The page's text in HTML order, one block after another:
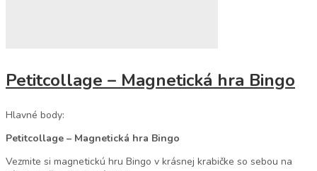
Petitcollage – Magnetická hra Bingo
Hlavné body:
Petitcollage – Magnetická hra Bingo
Vezmite si magnetickú hru Bingo v krásnej krabičke so sebou na